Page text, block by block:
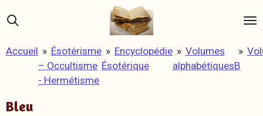
Passer
au
principal
Accueil » Ésotérisme
– Occultisme
- Hermétisme
» Encyclopédie
Ésotérique
» Volumes
alphabétiques
»
B
Bleu